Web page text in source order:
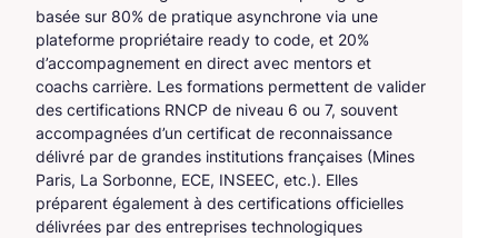
basée sur 80% de pratique asynchrone via une
plateforme propriétaire ready to code, et 20%
d’accompagnement en direct avec mentors et
coachs carrière. Les formations permettent de valider
des certifications RNCP de niveau 6 ou 7, souvent
accompagnées d’un certificat de reconnaissance
délivré par de grandes institutions françaises (Mines
Paris, La Sorbonne, ECE, INSEEC, etc.). Elles
préparent également à des certifications officielles
délivrées par des entreprises technologiques